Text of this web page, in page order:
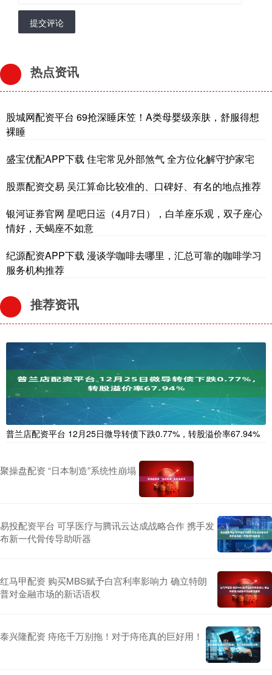
提交评论
热点资讯
股城网配资平台 69抢深睡床笠！A类母婴级亲肤，舒服得想
裸睡
盛宝优配APP下载 住宅常见外部煞气 全方位化解守护家宅
股票配资交易 吴江算命比较准的、口碑好、有名的地点推荐
银河证券官网 星吧日运（4月7日），白羊座乐观，双子座心
情好，天蝎座不如意
纪源配资APP下载 漫谈学咖啡去哪里，汇总可靠的咖啡学习
服务机构推荐
推荐资讯
普兰店配资平台 12月25日微导转债下跌0.77%，转股溢价率67.94%
聚操盘配资 “日本制造”系统性崩塌
易投配资平台 可孚医疗与腾讯云达成战略合作 携手发
布新一代骨传导助听器
红马甲配资 购买MBS赋予白宫利率影响力 确立特朗
普对金融市场的新话语权
泰兴隆配资 痔疮千万别拖！对于痔疮真的巨好用！